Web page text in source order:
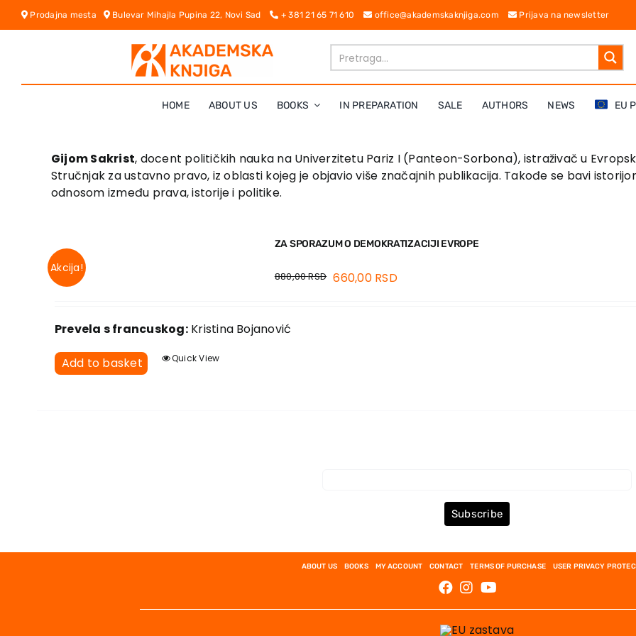
Skip
Prodajna mesta Bulevar Mihajla Pupina 22, Novi Sad + 381 21 65 71 610 office@akademskaknjiga.com Prijava na newsletter
HOME ABOUT US BOOKS IN PREPARATION SALE AUTHORS NEWS EU
Gijom Sakrist, docent političkih nauka na Univerzitetu Pariz I (Panteon-Sorbona), istraživač u
Stručnjak za ustavno pravo, iz oblasti kojeg je objavio više značajnih publikacija. Takođe se bavi
odnosom između prava, istorije i politike.
Akcija!
ZA SPORAZUM O DEMOKRATIZACIJI EVROPE
880,00RSD 660,00 RSD
Prevela s francuskog:Kristina Bojanović
Add to basket Quick View
Subscribe
ABOUT US BOOKS MY ACCOUNT CONTACT TERMS OF PURCHASE USER PRIVACY